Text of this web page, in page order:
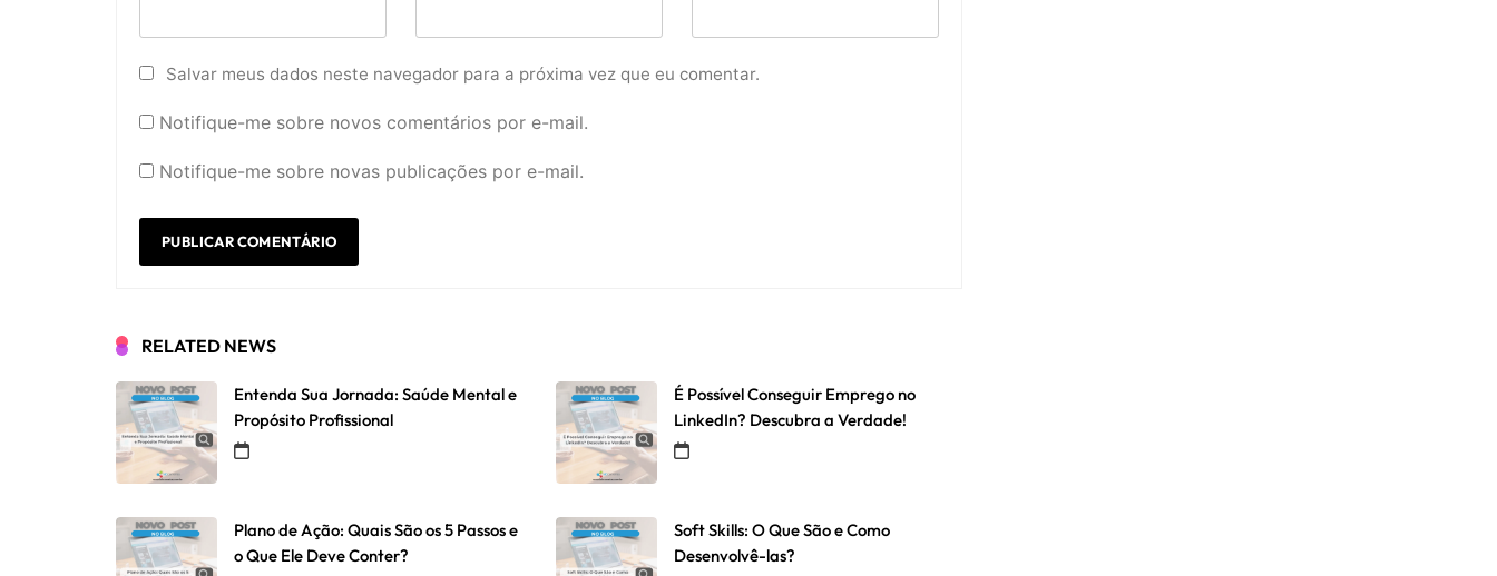
Salvar meus dados neste navegador para a próxima vez que eu comentar.
Notifique-me sobre novos comentários por e-mail.
Notifique-me sobre novas publicações por e-mail.
RELATED NEWS
Entenda Sua Jornada: Saúde Mental e
Propósito Profissional
É Possível Conseguir Emprego no
LinkedIn? Descubra a Verdade!
Plano de Ação: Quais São os 5 Passos e
o Que Ele Deve Conter?
Soft Skills: O Que São e Como
Desenvolvê-las?